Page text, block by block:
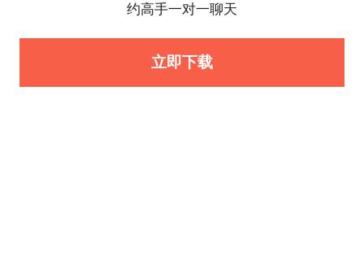
约高手一对一聊天
立即下载